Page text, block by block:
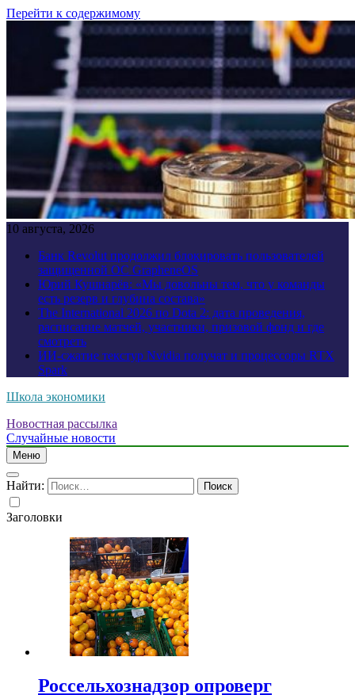
Перейти к содержимому
10 августа, 2026
Банк Revolut продолжил блокировать пользователей
защищенной ОС GrapheneOS
Юрий Кушнарёв: «Мы довольны тем, что у команды
есть резерв и глубина состава»
The International 2026 по Dota 2: дата проведения,
расписание матчей, участники, призовой фонд и где
смотреть
ИИ-сжатие текстур Nvidia получат и процессоры RTX
Spark
Школа экономики
Новостная рассылка
Случайные новости
Меню
Найти:
Заголовки
Россельхознадзор опроверг